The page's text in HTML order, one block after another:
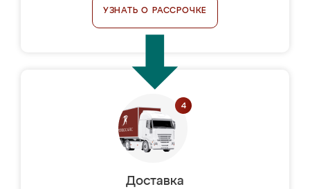
УЗНАТЬ О РАССРОЧКЕ
Доставка